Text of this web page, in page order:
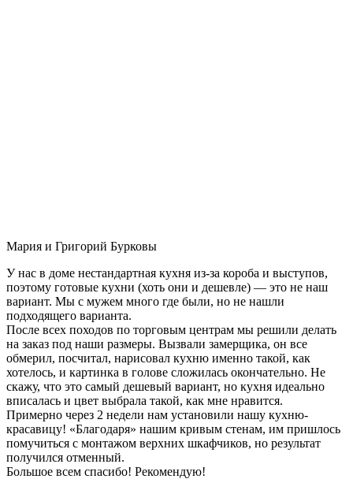
Мария и Григорий Бурковы
У нас в доме нестандартная кухня из-за короба и выступов,
поэтому готовые кухни (хоть они и дешевле) — это не наш
вариант. Мы с мужем много где были, но не нашли
подходящего варианта.
После всех походов по торговым центрам мы решили делать
на заказ под наши размеры. Вызвали замерщика, он все
обмерил, посчитал, нарисовал кухню именно такой, как
хотелось, и картинка в голове сложилась окончательно. Не
скажу, что это самый дешевый вариант, но кухня идеально
вписалась и цвет выбрала такой, как мне нравится.
Примерно через 2 недели нам установили нашу кухню-
красавицу! «Благодаря» нашим кривым стенам, им пришлось
помучиться с монтажом верхних шкафчиков, но результат
получился отменный.
Большое всем спасибо! Рекомендую!